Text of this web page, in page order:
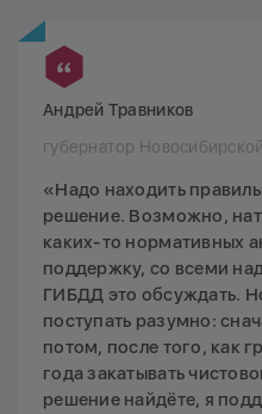
Андрей Травников
губернатор
«Надо находить
решение. Возможно,
каких-то нормативных
поддержку, со всеми
ГИБДД это обсуждать.
поступать разумно:
потом, после того, как
года закатывать
решение найдёте, я